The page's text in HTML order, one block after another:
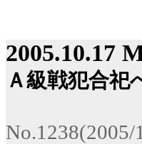
2005.10.17
Ａ級戦犯合祀
No.1238(2005/